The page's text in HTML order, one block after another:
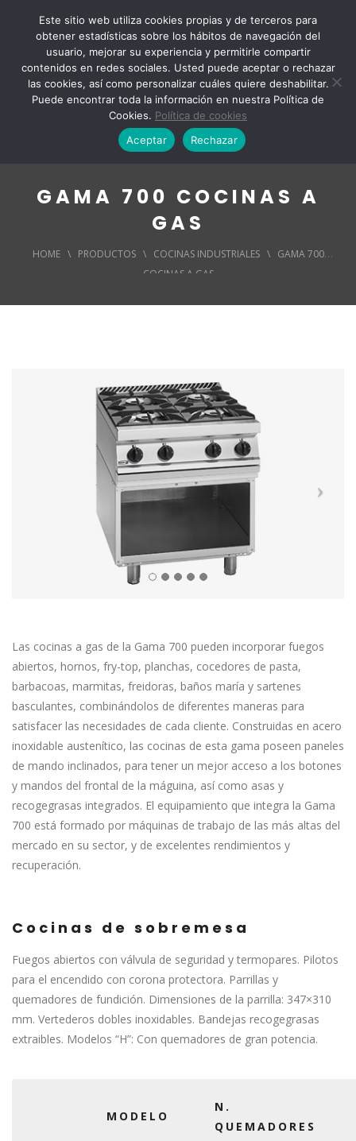
GAMA 700 COCINAS A
GAS
HOME \ PRODUCTOS \ COCINAS INDUSTRIALES \
GAMA 700
COCINAS A GAS
Las cocinas a gas de la Gama 700 pueden incorporar fuegos
abiertos, hornos, fry-top, planchas, cocedores de pasta,
barbacoas, marmitas, freidoras, baños maría y sartenes
basculantes, combinándolos de diferentes maneras para
satisfacer las necesidades de cada cliente. Construidas en acero
inoxidable austenítico, las cocinas de esta gama poseen paneles
de mando inclinados, para tener un mejor acceso a los botones
y mandos del frontal de la máguina, así como asas y
recogegrasas integrados. El equipamiento que integra la Gama
700 está formado por máquinas de trabajo de las más altas del
mercado en su sector, y de excelentes rendimientos y
recuperación.
Cocinas de sobremesa
Fuegos abiertos con válvula de seguridad y termopares. Pilotos
para el encendido con corona protectora. Parrillas y
quemadores de fundición. Dimensiones de la parrilla: 347×310
mm. Vertederos dobles inoxidables. Bandejas recogegrasas
extraibles. Modelos “H”: Con quemadores de gran potencia.
MODELO
N.
QUEMADORES
Este sitio web utiliza cookies propias y de terceros para
obtener estadísticas sobre los hábitos de navegación del
usuario, mejorar su experiencia y permitirle compartir
contenidos en redes sociales. Usted puede aceptar o rechazar
las cookies, así como personalizar cuáles quiere deshabilitar.
Puede encontrar toda la información en nuestra Política de
Cookies. Política de cookies
Aceptar
Rechazar